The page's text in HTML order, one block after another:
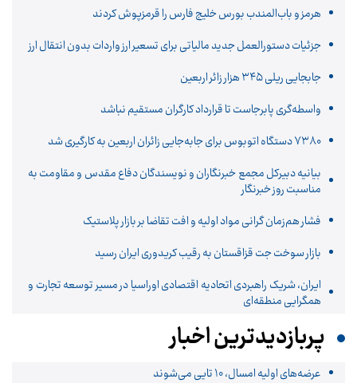
هرمز و باب‌المندب بورس خلیج فارس را قرمزپوش کردند
جزئیات دستورالعمل جدید مالیاتی برای تسعیر ارز واردات بدون انتقال ارز
جابجایی ریلی ۳۴۵ هزار زائر اربعین
واسطه‌گری پابرجاست تا قرارداد کارگران مستقیم نباشد
۷۳۸۰ دستگاه اتوبوس برای جابه‌جایی زائران اربعین به‌ کارگیری شد
بیانیه دبیرکل مجمع خبرنگاران و نویسندگان دفاع مقدس و مقاومت به
مناسبت روز خبرنگار
فشار هم‌زمان گرانی مواد اولیه و افت تقاضا بر بازار پلاستیک
بازار سوخت جت قزاقستان به رقیب کریدوری ایران رسید
ایران، شریک راهبردی اتحادیه اقتصادی اوراسیا در مسیر توسعه تجارت و
همگرایی منطقه‌ای
پربازدیدترین اخبار
عرضه‌های اولیه امسال، 10 تایی می‌شوند